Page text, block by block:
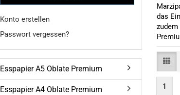
das
1
Konto erstellen
Passwort vergessen?
Esspapier A5 Oblate Premium
Esspapier A4 Oblate Premium